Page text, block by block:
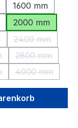
1600 mm
2000 mm
nicht verfügbar.)
Option ist zurzeit
2400 mm
(Diese
nicht verfügbar.)
Option ist zurzeit
2800 mm
(Diese
nicht verfügbar.)
Option ist zurzeit
4000 mm
(Diese